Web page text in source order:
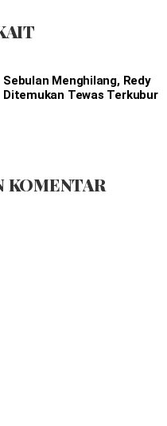
Sebulan Menghilang, Redy
Ditemukan Tewas Terkubur
KOMENTAR